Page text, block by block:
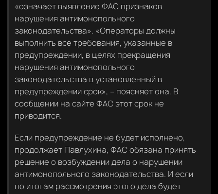
«означает выявление ФАС признаков
нарушения антимонопольного
законодательства». «Операторы должны
выполнить все требования, указанные в
предупреждении, в целях прекращения
нарушения антимонопольного
законодательства в установленный в
предупреждении срок», – поясняет она. В
сообщении на сайте ФАС этот срок не
приводится.
Если предупреждение не будет исполнено,
продолжает Павлухина, ФАС обязана принять
решение о возбуждении дела о нарушении
антимонопольного законодательства. И если
по итогам рассмотрения этого дела будет